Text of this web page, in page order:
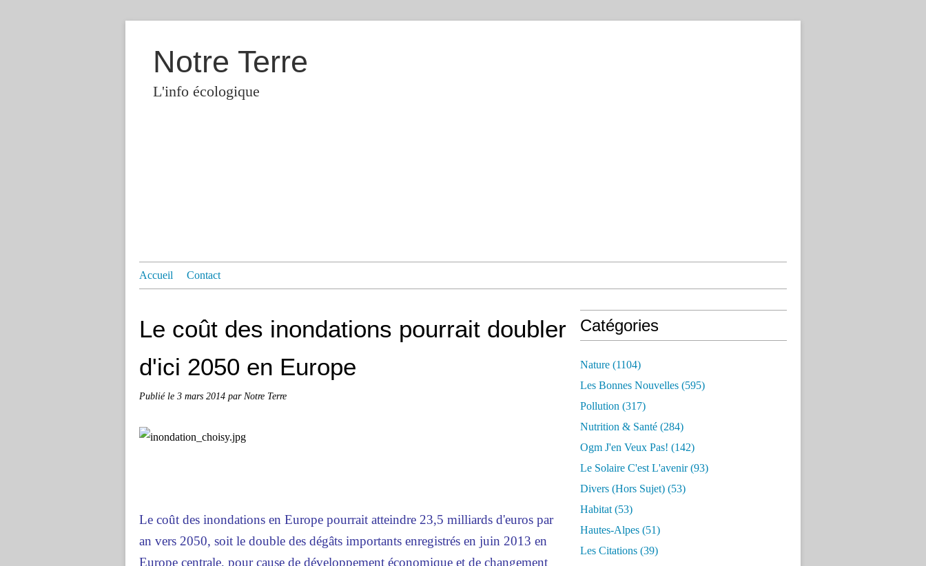
Notre Terre
L'info écologique
Accueil Contact
Le coût des inondations pourrait doubler
d'ici 2050 en Europe
Publié le 3 mars 2014 par Notre Terre
Le coût des inondations en Europe pourrait atteindre 23,5 milliards d'euros par
an vers 2050, soit le double des dégâts importants enregistrés en juin 2013 en
Europe centrale, pour cause de développement économique et de changement
Catégories
Nature (1104)
Les Bonnes Nouvelles (595)
Pollution (317)
Nutrition & Santé (284)
Ogm J'en Veux Pas! (142)
Le Solaire C'est L'avenir(93)
Divers (hors Sujet) (53)
Habitat (53)
Hautes-Alpes (51)
Les Citations (39)